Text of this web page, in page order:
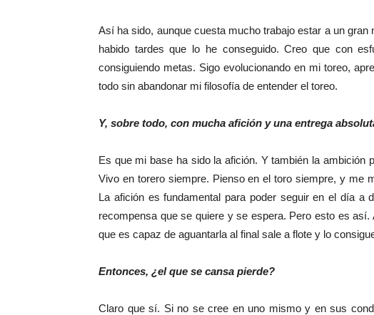
Así ha sido, aunque cuesta mucho trabajo estar a un
habido tardes que lo he conseguido. Creo que con
consiguiendo metas. Sigo evolucionando en mi toreo,
todo sin abandonar mi filosofía de entender el toreo.
Y, sobre todo, con mucha afición y una entrega
Es que mi base ha sido la afición. Y también la ambición
Vivo en torero siempre. Pienso en el toro siempre, y me
La afición es fundamental para poder seguir en el día
recompensa que se quiere y se espera. Pero esto es
que es capaz de aguantarla al final sale a flote y lo
Entonces, ¿el que se cansa pierde?
Claro que sí. Si no se cree en uno mismo y en sus